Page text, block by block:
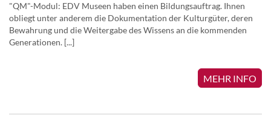
"QM"-Modul: EDV Museen haben einen Bildungsauftrag. Ihnen
obliegt unter anderem die Dokumentation der Kulturgüter, deren
Bewahrung und die Weitergabe des Wissens an die kommenden
Generationen. [...]
MEHR INFO